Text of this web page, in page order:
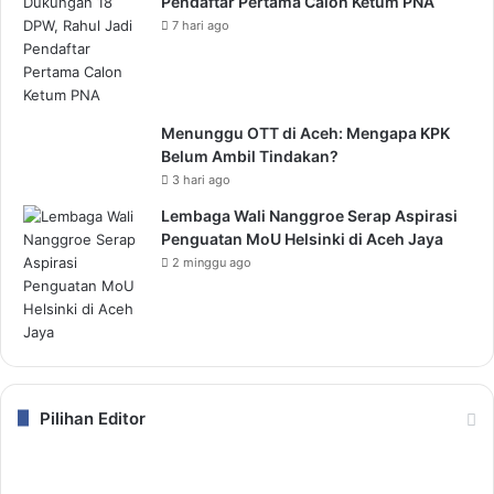
7 hari ago
Menunggu OTT di Aceh: Mengapa KPK
Belum Ambil Tindakan?
3 hari ago
Lembaga Wali Nanggroe Serap Aspirasi
Penguatan MoU Helsinki di Aceh Jaya
2 minggu ago
Pilihan Editor